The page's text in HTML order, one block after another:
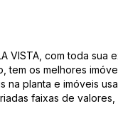
VISTA, com toda sua
tem os melhores
na planta e imóveis
faixas de valores,